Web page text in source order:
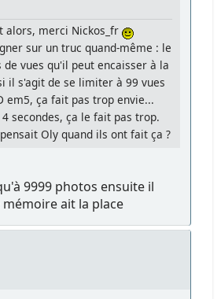
alors, merci Nickos_fr
sur un truc quand-même : le
vues qu'il peut encaisser à la
il s'agit de se limiter à 99 vues
em5, ça fait pas trop envie...
secondes, ça le fait pas trop.
Oly quand ils ont fait ça ?
9999 photos ensuite il
ait la place